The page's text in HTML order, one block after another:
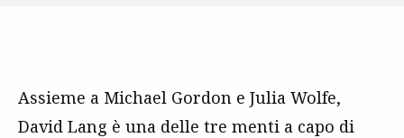
Assieme a Michael Gordon e Julia Wolfe,
David Lang è una delle tre menti a capo di